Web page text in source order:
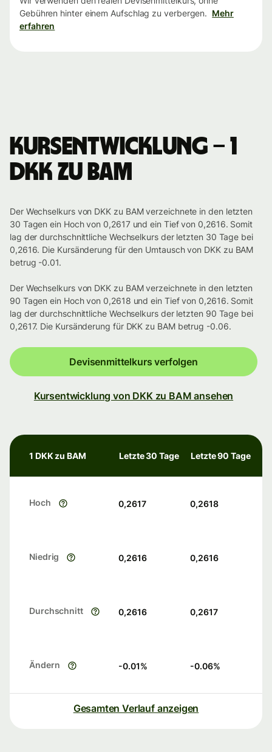
Gebühren hinter einem Aufschlag zu verbergen. Mehr
erfahren
Kursentwicklung – 1
DKK zu BAM
Der Wechselkurs von DKK zu BAM verzeichnete in den letzten
30 Tagen ein Hoch von 0,2617 und ein Tief von 0,2616. Somit
lag der durchschnittliche Wechselkurs der letzten 30 Tage bei
0,2616. Die Kursänderung für den Umtausch von DKK zu BAM
betrug -0.01.
Der Wechselkurs von DKK zu BAM verzeichnete in den letzten
90 Tagen ein Hoch von 0,2618 und ein Tief von 0,2616. Somit
lag der durchschnittliche Wechselkurs der letzten 90 Tage bei
0,2617. Die Kursänderung für DKK zu BAM betrug -0.06.
Devisenmittelkurs verfolgen
Kursentwicklung von DKK zu BAM ansehen
1 DKK zu BAM Letzte 30 Tage Letzte 90 Tage
Hoch 0,2617 0,2618
Niedrig 0,2616 0,2616
Durchschnitt 0,2616 0,2617
Ändern -0.01% -0.06%
Gesamten Verlauf anzeigen